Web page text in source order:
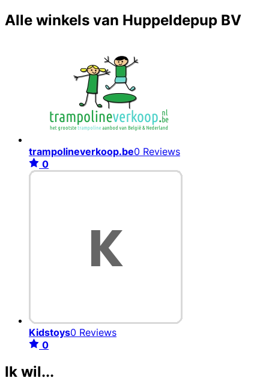
Alle winkels van Huppeldepup BV
trampolineverkoop.be0 Reviews
0
Kidstoys0 Reviews
0
Ik wil...